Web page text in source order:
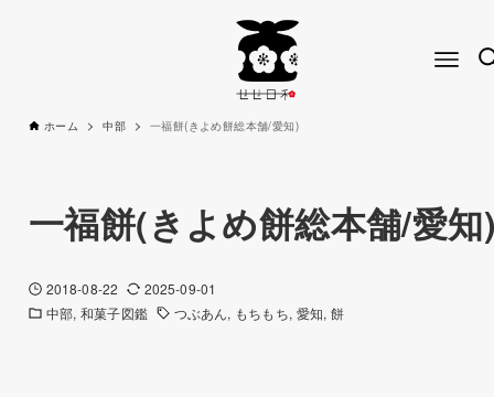
ホーム 中部 一福餅(きよめ餅総本舗/愛知)
一福餅(きよめ餅総本舗/愛知
2018-08-22
2025-09-01
中部 和菓子図鑑 つぶあん もちもち 愛知 餅